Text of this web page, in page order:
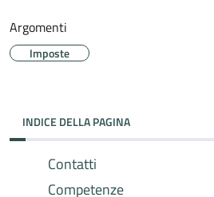
Argomenti
Imposte
INDICE DELLA PAGINA
Contatti
Competenze